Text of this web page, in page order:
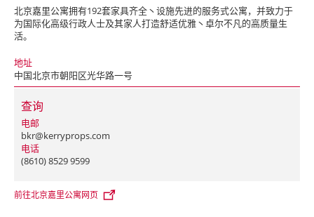
北京嘉里公寓拥有192套家具齐全丶设施先进的服务式公寓，并致力于
为国际化高级行政人士及其家人打造舒适优雅丶卓尔不凡的高质量生
活。
地址
中国北京市朝阳区光华路一号
查询
电邮
bkr@kerryprops.com
电话
(8610) 8529 9599
前往北京嘉里公寓网页